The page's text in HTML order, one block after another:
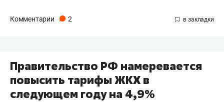
Комментарии 2
Правительство РФ намеревается
повысить тарифы ЖКХ в
следующем году на 4,9%